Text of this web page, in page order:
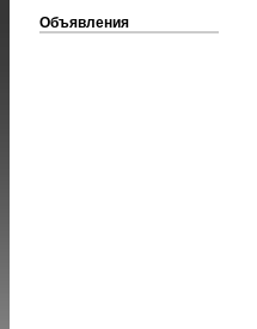
Объявления